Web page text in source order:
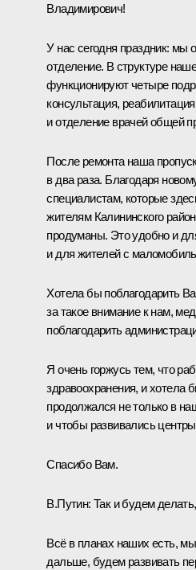
Владимирович!
У нас сегодня праздник: мы
отделение. В структуре
функционируют четыре
консультация,
и отделение врачей общей
После ремонта наша
в два раза. Благодаря
специалистам, которые
жителям Калининского
продуманы. Это удобно и
и для жителей с
Хотела бы поблагодарить
за такое внимание к нам,
поблагодарить
Я очень горжусь тем, что
здравоохранения, и хотела
продолжался не только в
и чтобы развивались
Спасибо Вам.
В.Путин: Так и будем
Всё в планах наших есть,
дальше, будем развивать